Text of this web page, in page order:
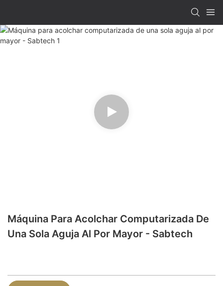
Máquina Para Acolchar Computarizada De
Una Sola Aguja Al Por Mayor - Sabtech